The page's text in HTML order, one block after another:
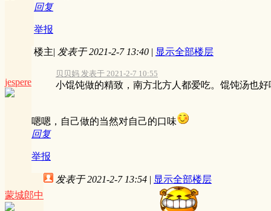
回复
举报
jespere
楼主| 发表于 2021-2-7 13:40 | 显示全部楼层
贝贝妈 发表于 2021-2-7 10:55
小馄饨做的精致，南方北方人都爱吃。馄饨汤也好
嗯嗯，自己做的当然对自己的口味
回复
举报
蒙城郎中
发表于 2021-2-7 13:54 | 显示全部楼层